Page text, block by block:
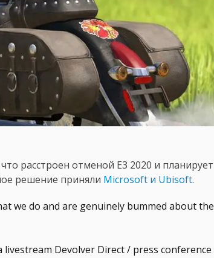
расстроен отменой E3 2020 и планирует
решение приняли Microsoft и Ubisoft.
we do and are genuinely bummed about the
Devolver Direct / press conference